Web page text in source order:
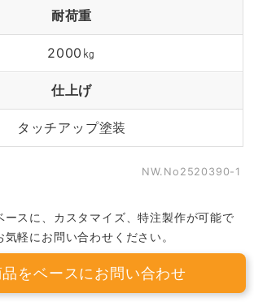
耐荷重
2000㎏
仕上げ
タッチアップ塗装
NW.No2520390-1
ースに、カスタマイズ、特注製作が可能で
気軽にお問い合わせください。
品をベースにお問い合わせ